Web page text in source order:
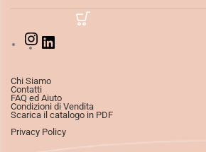
Chi Siamo
Contatti
FAQ ed Aiuto
Condizioni di Vendita
Scarica il catalogo in PDF
Privacy Policy